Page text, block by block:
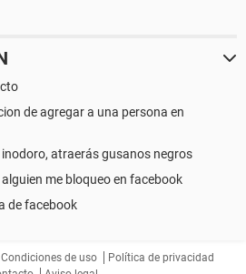
de agregar a una persona en
atraerás gusanos negros
me bloqueo en facebook
de facebook
Condiciones de uso
Política de privacidad